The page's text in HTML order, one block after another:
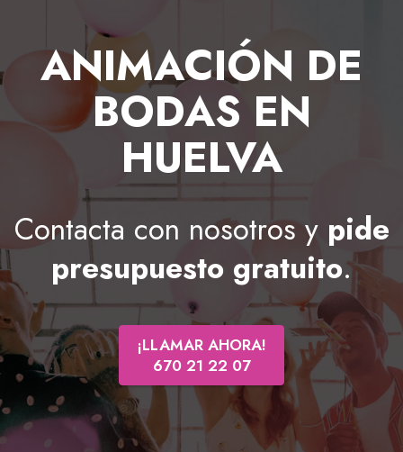
ANIMACIÓN DE
BODAS EN
HUELVA
Contacta con nosotros y pide
presupuesto gratuito.
¡LLAMAR AHORA!
670 21 22 07